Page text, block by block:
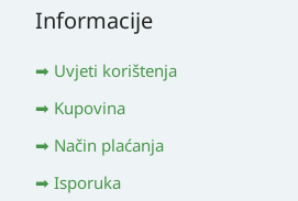
Informacije
Uvjeti korištenja
Kupovina
Način plaćanja
Isporuka